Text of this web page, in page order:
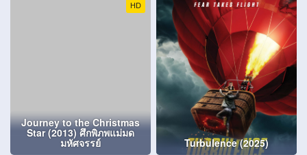
HD
Journey to the Christmas
Star (2013) ศึกพิภพแม่มด
มหัศจรรย์ Turbulence (2025)